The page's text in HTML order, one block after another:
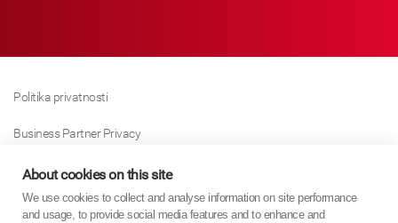
Politika privatnosti
Business Partner Privacy
Politika Kolačića
Modern Slavery Act Policy
About cookies on this site
We use cookies to collect and analyse information on site performance
and usage, to provide social media features and to enhance and